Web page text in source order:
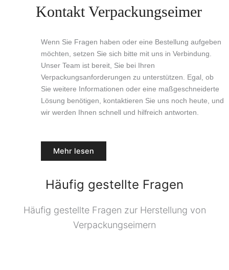
Kontakt Verpackungseimer
Wenn Sie Fragen haben oder eine Bestellung aufgeben
möchten, setzen Sie sich bitte mit uns in Verbindung.
Unser Team ist bereit, Sie bei Ihren
Verpackungsanforderungen zu unterstützen. Egal, ob
Sie weitere Informationen oder eine maßgeschneiderte
Lösung benötigen, kontaktieren Sie uns noch heute, und
wir werden Ihnen schnell und hilfreich antworten.
Mehr lesen
Häufig gestellte Fragen
Häufig gestellte Fragen zur Herstellung von
Verpackungseimern